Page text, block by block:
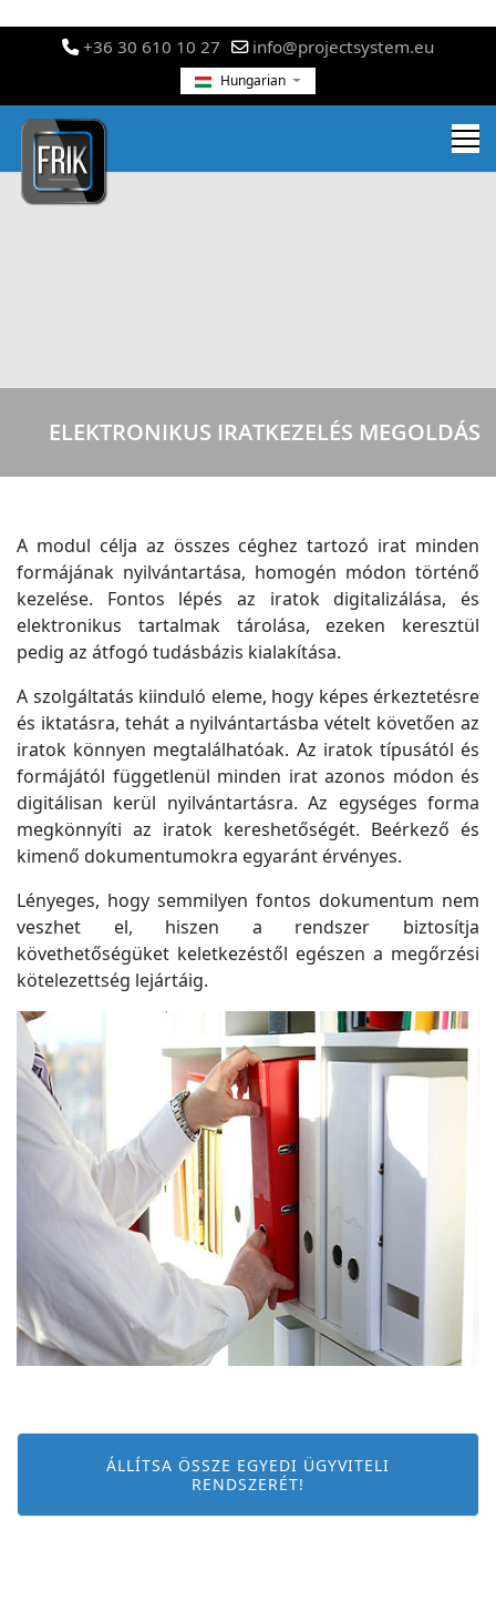
+36 30 610 10 27 info@projectsystem.eu
Hungarian
ELEKTRONIKUS IRATKEZELÉS MEGOLDÁS
A modul célja az összes céghez tartozó irat minden
formájának nyilvántartása, homogén módon történő
kezelése. Fontos lépés az iratok digitalizálása, és
elektronikus tartalmak tárolása, ezeken keresztül
pedig az átfogó tudásbázis kialakítása.
A szolgáltatás kiinduló eleme, hogy képes érkeztetésre
és iktatásra, tehát a nyilvántartásba vételt követően az
iratok könnyen megtalálhatóak. Az iratok típusától és
formájától függetlenül minden irat azonos módon és
digitálisan kerül nyilvántartásra. Az egységes forma
megkönnyíti az iratok kereshetőségét. Beérkező és
kimenő dokumentumokra egyaránt érvényes.
Lényeges, hogy semmilyen fontos dokumentum nem
veszhet el, hiszen a rendszer biztosítja
követhetőségüket keletkezéstől egészen a megőrzési
kötelezettség lejártáig.
ÁLLÍTSA ÖSSZE EGYEDI ÜGYVITELI
RENDSZERÉT!